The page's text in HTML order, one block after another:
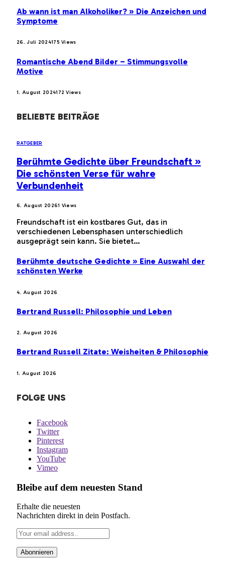
Ab wann ist man Alkoholiker? » Die Anzeichen und
Symptome
26. Juli 2024175Views
Romantische Abend Bilder – Stimmungsvolle
Motive
1. August 2024172Views
BELIEBTE BEITRÄGE
RATGEBER
Berühmte Gedichte über Freundschaft »
Die schönsten Verse für wahre
Verbundenheit
6. August 20261 Views
Freundschaft ist ein kostbares Gut, das in
verschiedenen Lebensphasen unterschiedlich
ausgeprägt sein kann. Sie bietet…
Berühmte deutsche Gedichte » Eine Auswahl der
schönsten Werke
4. August 2026
Bertrand Russell: Philosophie und Leben
2. August 2026
Bertrand Russell Zitate: Weisheiten & Philosophie
1. August 2026
FOLGE UNS
Facebook
Twitter
Pinterest
Instagram
YouTube
Vimeo
Bleibe auf dem neuesten Stand
Erhalte die neuesten
Nachrichten direkt in dein Postfach.